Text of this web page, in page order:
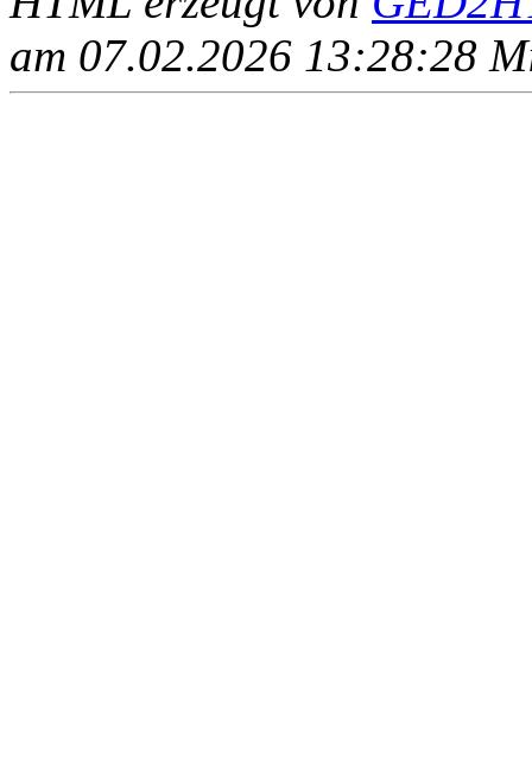
am 07.02.2026 13:28:28